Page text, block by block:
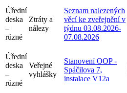
Úřední
deska
–
různé
Ztráty a
nálezy
Seznam nalezených
věcí ke zveřejnění v
týdnu 03.08.2026-
07.08.2026
Úřední
deska
–
různé
Veřejné
vyhlášky
Stanovení OOP -
Spáčilova 7,
instalace V12a